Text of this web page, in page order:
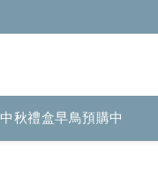
中秋禮盒早鳥預購中